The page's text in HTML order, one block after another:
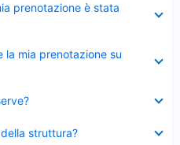
prenotazione è stata
la mia prenotazione su
struttura?